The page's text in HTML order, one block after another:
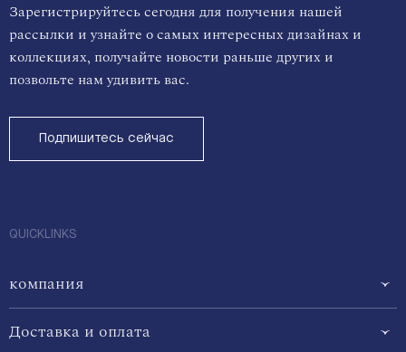
Зарегистрируйтесь сегодня для получения нашей
рассылки и узнайте о самых интересных дизайнах и
коллекциях, получайте новости раньше других и
позвольте нам удивить вас.
Подпишитесь сейчас
QUICKLINKS
компания
Доставка и оплата